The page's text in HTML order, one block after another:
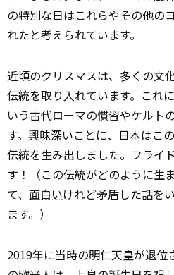
の特別な日はこれらやその他の
れたと考えられています。
近頃のクリスマスは、多くの文
伝統を取り入れています。これ
いう古代ローマの慣習やケルト
す。興味深いことに、日本はこ
伝統を生み出しました。フライ
す！（この伝統がどのように生
て、 面白いけれど矛盾した話を
ます。）
2019年に当時の明仁天皇が退位